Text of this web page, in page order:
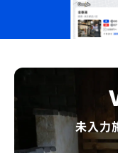
未入力